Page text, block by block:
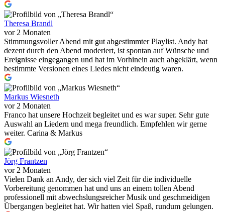
Theresa Brandl
vor 2 Monaten
Stimmungsvoller Abend mit gut abgestimmter Playlist. Andy hat
dezent durch den Abend moderiert, ist spontan auf Wünsche und
Ereignisse eingegangen und hat im Vorhinein auch abgeklärt, wenn
bestimmte Versionen eines Liedes nicht eindeutig waren.
Markus Wiesneth
vor 2 Monaten
Franco hat unsere Hochzeit begleitet und es war super. Sehr gute
Auswahl an Liedern und mega freundlich. Empfehlen wir gerne
weiter. Carina & Markus
Jörg Frantzen
vor 2 Monaten
Vielen Dank an Andy, der sich viel Zeit für die individuelle
Vorbereitung genommen hat und uns an einem tollen Abend
professionell mit abwechslungsreicher Musik und geschmeidigen
Übergangen begleitet hat. Wir hatten viel Spaß, rundum gelungen.